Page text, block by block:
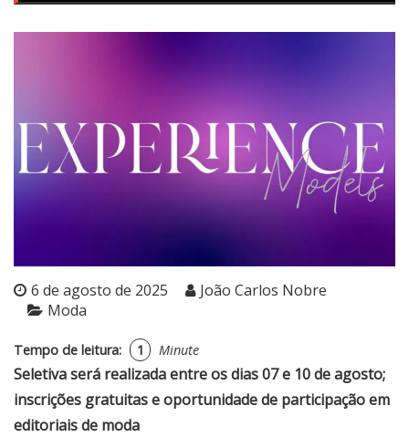
6 de agosto de 2025
João Carlos Nobre
Moda
Tempo de leitura: 1 Minute
Seletiva será realizada entre os dias 07 e 10 de agosto;
inscrições gratuitas e oportunidade de participação em
editoriais de moda